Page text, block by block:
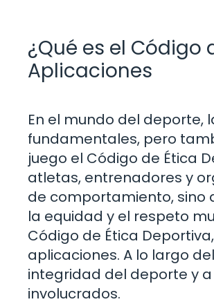
¿Qué es el
Aplicaciones
En el mundo del deporte,
fundamentales, pero
juego el Código de Ética
atletas, entrenadores y
de comportamiento, sino
la equidad y el respeto
Código de Ética
aplicaciones. A lo largo
integridad del deporte y
involucrados.